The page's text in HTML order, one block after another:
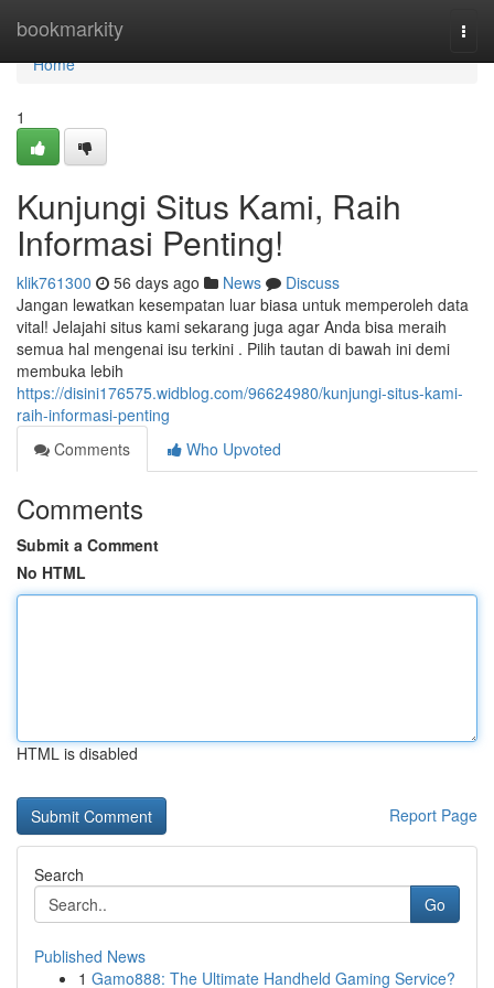
bookmarkity
Home
Home
1
Kunjungi Situs Kami, Raih
Informasi Penting!
klik761300 56 days ago News
Discuss
Jangan lewatkan kesempatan luar biasa untuk memperoleh data
vital! Jelajahi situs kami sekarang juga agar Anda bisa meraih
semua hal mengenai isu terkini . Pilih tautan di bawah ini demi
membuka lebih
https://disini176575.widblog.com/96624980/kunjungi-situs-kami-
raih-informasi-penting
Comments
Who Upvoted
Comments
Submit a Comment
No HTML
HTML is disabled
Report Page
Search
Go
Published News
1 Gamo888: The Ultimate Handheld Gaming Service?